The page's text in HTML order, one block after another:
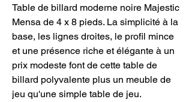
Table de billard moderne noire Majestic
Mensa de 4 x 8 pieds. La simplicité à la
base, les lignes droites, le profil mince
et une présence riche et élégante à un
prix modeste font de cette table de
billard polyvalente plus un meuble de
jeu qu'une simple table de jeu.